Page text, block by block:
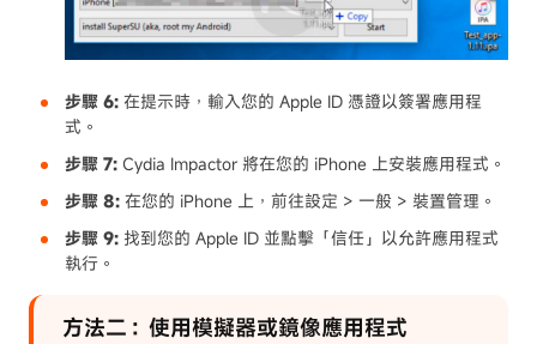
步驟 6: 在提示時，輸入您的 Apple ID 憑證以簽署應用程
式。
步驟 7: Cydia Impactor 將在您的 iPhone 上安裝應用程式。
步驟 8: 在您的 iPhone 上，前往設定 > 一般 > 裝置管理。
步驟 9: 找到您的 Apple ID 並點擊「信任」以允許應用程式
執行。
方法二：使用模擬器或鏡像應用程式